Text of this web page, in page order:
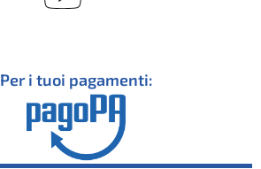
Per i tuoi pagamenti: